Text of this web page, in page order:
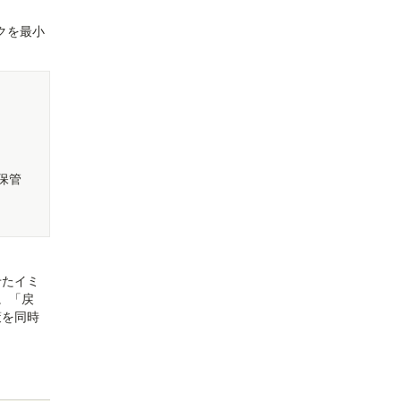
を最小
管
イミ
「戻
同時